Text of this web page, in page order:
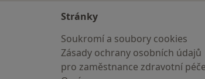
Stránky
Soukromí a soubory cookies
Zásady ochrany osobních údajů
pro zaměstnance zdravotní péče